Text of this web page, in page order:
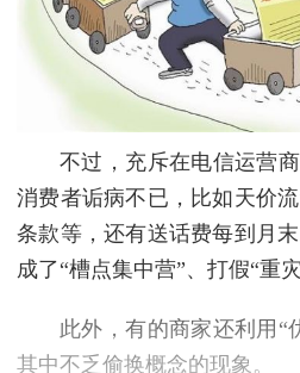
不过，充斥在电信运营
消费者诟病不已，比如天价
条款等，还有送话费每到月
成了“槽点集中营”、打假“重灾
此外，有的商家还利用“
其中不乏偷换概念的现象。